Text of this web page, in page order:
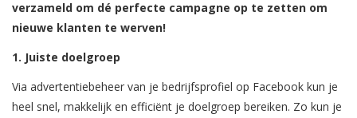
verzameld om dé perfecte campagne op te zetten om
nieuwe klanten te werven!
1. Juiste doelgroep
Via advertentiebeheer van je bedrijfsprofiel op Facebook kun je
heel snel, makkelijk en efficiënt je doelgroep bereiken. Zo kun je